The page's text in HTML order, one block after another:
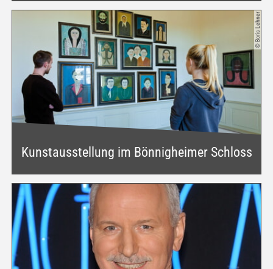
Kunstausstellung im Bönnigheimer Schloss
© Boris Lehner